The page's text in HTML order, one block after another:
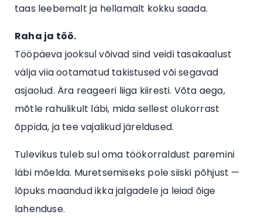
taas leebemalt ja hellamalt kokku saada.
Raha ja töö.
Tööpäeva jooksul võivad sind veidi tasakaalust
välja viia ootamatud takistused või segavad
asjaolud. Ära reageeri liiga kiiresti. Võta aega,
mõtle rahulikult läbi, mida sellest olukorrast
õppida, ja tee vajalikud järeldused.
Tulevikus tuleb sul oma töökorraldust paremini
läbi mõelda. Muretsemiseks pole siiski põhjust —
lõpuks maandud ikka jalgadele ja leiad õige
lahenduse.